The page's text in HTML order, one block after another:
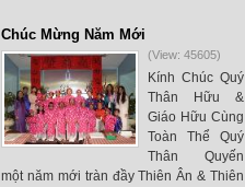
Chúc Mừng Năm Mới
(View: 45605)
Kính Chúc Quý
Thân Hữu &
Giáo Hữu Cùng
Toàn Thể Quý
Thân Quyến
một năm mới tràn đầy Thiên Ân & Thiên